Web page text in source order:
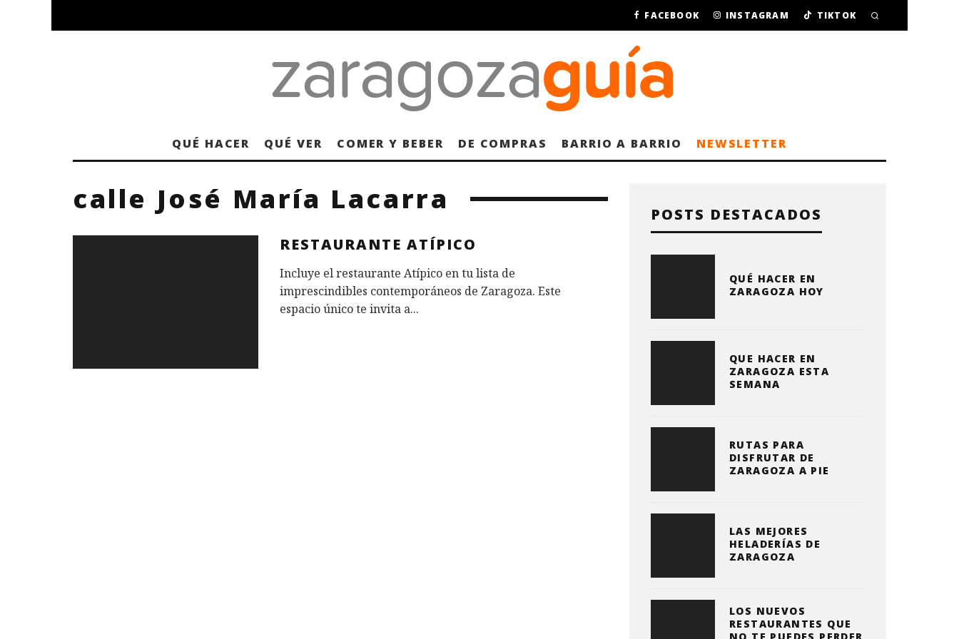
FACEBOOK INSTAGRAM TIKTOK
QUÉ HACER QUÉ VER COMER Y BEBER DE COMPRAS BARRIO A BARRIO NEWSLETTER
calle José María Lacarra
RESTAURANTE ATÍPICO
Incluye el restaurante Atípico en tu lista de
imprescindibles contemporáneos de Zaragoza. Este
espacio único te invita a...
POSTS DESTACADOS
QUÉ HACER EN
ZARAGOZA HOY
QUE HACER EN
ZARAGOZA ESTA
SEMANA
RUTAS PARA
DISFRUTAR DE
ZARAGOZA A PIE
LAS MEJORES
HELADERÍAS DE
ZARAGOZA
LOS NUEVOS
RESTAURANTES QUE
NO TE PUEDES PERDER